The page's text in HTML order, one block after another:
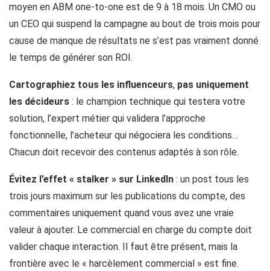
moyen en ABM one-to-one est de 9 à 18 mois. Un CMO ou
un CEO qui suspend la campagne au bout de trois mois pour
cause de manque de résultats ne s’est pas vraiment donné
le temps de générer son ROI.
Cartographiez tous les influenceurs, pas uniquement
les décideurs : le champion technique qui testera votre
solution, l’expert métier qui validera l’approche
fonctionnelle, l’acheteur qui négociera les conditions…
Chacun doit recevoir des contenus adaptés à son rôle.
Évitez l’effet « stalker » sur LinkedIn : un post tous les
trois jours maximum sur les publications du compte, des
commentaires uniquement quand vous avez une vraie
valeur à ajouter. Le commercial en charge du compte doit
valider chaque interaction. Il faut être présent, mais la
frontière avec le « harcèlement commercial » est fine.